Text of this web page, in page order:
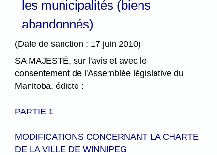
les municipalités (biens
abandonnés)
(Date de sanction : 17 juin 2010)
SA MAJESTÉ, sur l'avis et avec le
consentement de l'Assemblée législative du
Manitoba, édicte :
PARTIE 1
MODIFICATIONS CONCERNANT LA CHARTE
DE LA VILLE DE WINNIPEG